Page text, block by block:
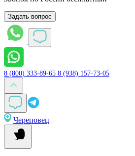
Задать вопрос
8 (800) 333-89-65 8 (938) 157-73-05
Череповец